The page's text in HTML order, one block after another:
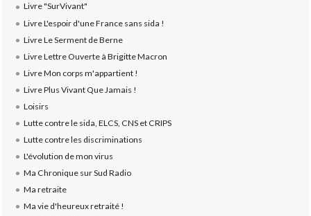
Livre "SurVivant"
Livre L'espoir d'une France sans sida !
Livre Le Serment de Berne
Livre Lettre Ouverte à Brigitte Macron
Livre Mon corps m'appartient !
Livre Plus Vivant Que Jamais !
Loisirs
Lutte contre le sida, ELCS, CNS et CRIPS
Lutte contre les discriminations
L'évolution de mon virus
Ma Chronique sur Sud Radio
Ma retraite
Ma vie d'heureux retraité !